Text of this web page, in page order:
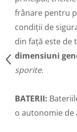
Cauciucuri
Controllere
Incarcatoare
Biciclete Electrice
⬇ TIPURI
Dama
Pliabila
frânare pentru
condiții de
din față este de
dimensiuni
sporite.
BATERII:
o autonomie de